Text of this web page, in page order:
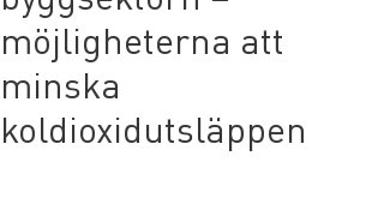
möjligheterna att
minska
koldioxidutsläppen